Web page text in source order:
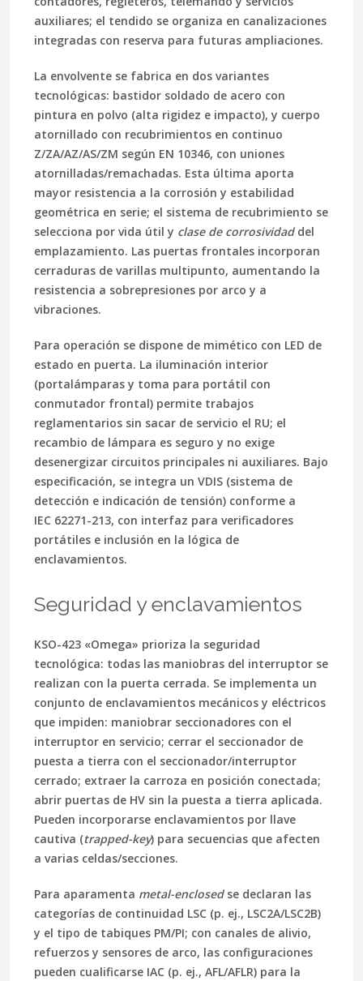
auxiliares; el tendido se organiza en canalizaciones
integradas con reserva para futuras ampliaciones.
La envolvente se fabrica en dos variantes
tecnológicas: bastidor soldado de acero con
pintura en polvo (alta rigidez e impacto), y cuerpo
atornillado con recubrimientos en continuo
Z/ZA/AZ/AS/ZM según EN 10346, con uniones
atornilladas/remachadas. Esta última aporta
mayor resistencia a la corrosión y estabilidad
geométrica en serie; el sistema de recubrimiento se
selecciona por vida útil y clase de corrosividaddel
emplazamiento. Las puertas frontales incorporan
cerraduras de varillas multipunto, aumentando la
resistencia a sobrepresiones por arco y a
vibraciones.
Para operación se dispone de mimético con LED de
estado en puerta. La iluminación interior
(portalámparas y toma para portátil con
conmutador frontal) permite trabajos
reglamentarios sin sacar de servicio el RU; el
recambio de lámpara es seguro y no exige
desenergizar circuitos principales ni auxiliares. Bajo
especificación, se integra un VDIS (sistema de
detección e indicación de tensión) conforme a
IEC 62271-213, con interfaz para verificadores
portátiles e inclusión en la lógica de
enclavamientos.
Seguridad y enclavamientos
KSO-423 «Omega» prioriza la seguridad
tecnológica: todas las maniobras del interruptor se
realizan con la puerta cerrada. Se implementa un
conjunto de enclavamientos mecánicos y eléctricos
que impiden: maniobrar seccionadores con el
interruptor en servicio; cerrar el seccionador de
puesta a tierra con el seccionador/interruptor
cerrado; extraer la carroza en posición conectada;
abrir puertas de HV sin la puesta a tierra aplicada.
Pueden incorporarse enclavamientos por llave
cautiva (trapped-key) para secuencias que afecten
a varias celdas/secciones.
Para aparamenta metal-enclosedse declaran las
categorías de continuidad LSC (p. ej., LSC2A/LSC2B)
y el tipo de tabiques PM/PI; con canales de alivio,
refuerzos y sensores de arco, las configuraciones
pueden cualificarse IAC (p. ej., AFL/AFLR) para la